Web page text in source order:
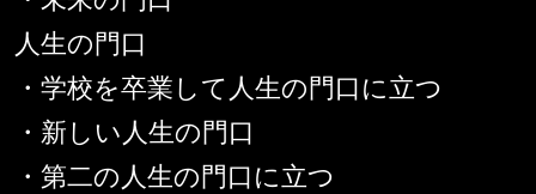
人生の門口
・学校を卒業して人生の門口に立つ
・新しい人生の門口
・第二の人生の門口に立つ